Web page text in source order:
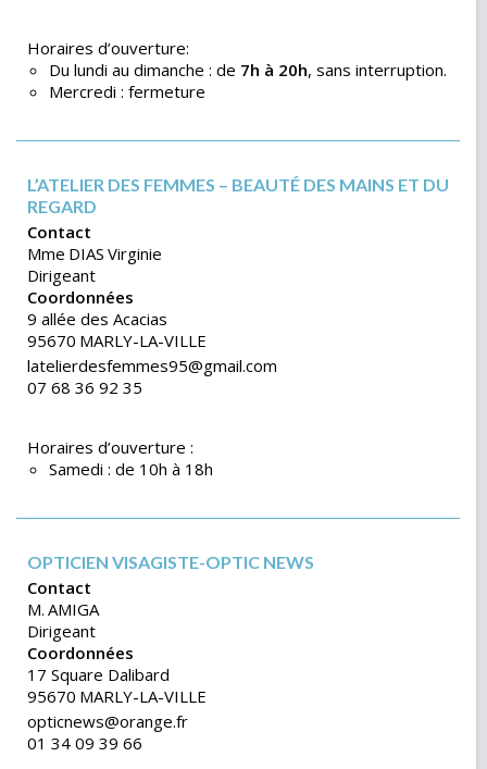
Horaires d’ouverture:
Du lundi au dimanche : de 7h à 20h, sans interruption.
Mercredi : fermeture
L’ATELIER DES FEMMES – BEAUTÉ DES MAINS ET DU
REGARD
Contact
Mme DIAS Virginie
Dirigeant
Coordonnées
9 allée des Acacias
95670 MARLY-LA-VILLE
latelierdesfemmes95@gmail.com
07 68 36 92 35
Horaires d’ouverture :
Samedi : de 10h à 18h
OPTICIEN VISAGISTE-OPTIC NEWS
Contact
M. AMIGA
Dirigeant
Coordonnées
17 Square Dalibard
95670 MARLY-LA-VILLE
opticnews@orange.fr
01 34 09 39 66